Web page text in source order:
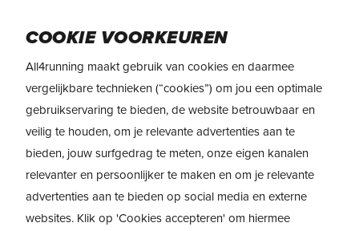
REVIEW: SAUCONY
RIDE 15
door Daan Glorie 5 april 2022
COOKIE VOORKEUREN
All4running maakt gebruik van cookies en daarmee
vergelijkbare technieken (“cookies”) om jou een optimale
gebruikservaring te bieden, de website betrouwbaar en
veilig te houden, om je relevante advertenties aan te
bieden, jouw surfgedrag te meten, onze eigen kanalen
relevanter en persoonlijker te maken en om je relevante
advertenties aan te bieden op social media en externe
websites. Klik op 'Cookies accepteren' om hiermee